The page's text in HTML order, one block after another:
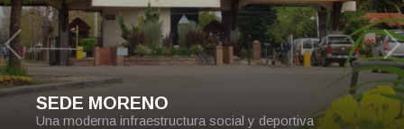
INSTALACIONES
NUESTRA HISTORIA
DELEGACIONES ZONALES
BÁSQUETBOL
FÚTBOL
GIMNASIA
GIMNASIO DE MUSCULACIÓN
HOCKEY SOBRE CESPED
NOTICIAS
REVISTA
SEDE MORENO
Una moderna infraestructura social y deportiva